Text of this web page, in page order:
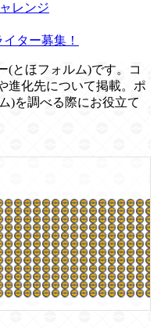
レンジ
ター募集！
(とほフォルム)です。コ
進化先について掲載。ポ
)を調べる際にお役立て